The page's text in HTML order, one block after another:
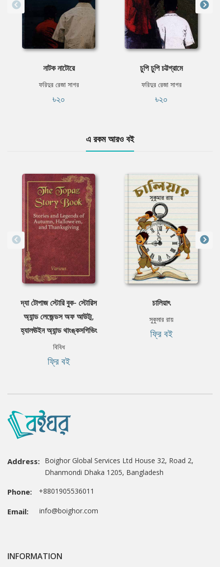
নাটক নাটোরে
ফরিদুর রেজা সাগর
৳২০
চুপি চুপি চট্টগ্রামে
ফরিদুর রেজা সাগর
৳২০
এ রকম আরও বই
দ্যা টোপাজ স্টোরি বুক- স্টোরিস
অ্যান্ড লেজেন্ডস অফ আউট্ম,
হ্যালঊইন অ্যান্ড থাংঙ্কসগিভিং
বিবিধ
ফ্রি বই
চালিয়াৎ
সুকুমার রায়
ফ্রি বই
Address: Boighor Global Services Ltd House 32, Road 2,
Dhanmondi Dhaka 1205, Bangladesh
Phone: +8801905536011
Email: info@boighor.com
INFORMATION